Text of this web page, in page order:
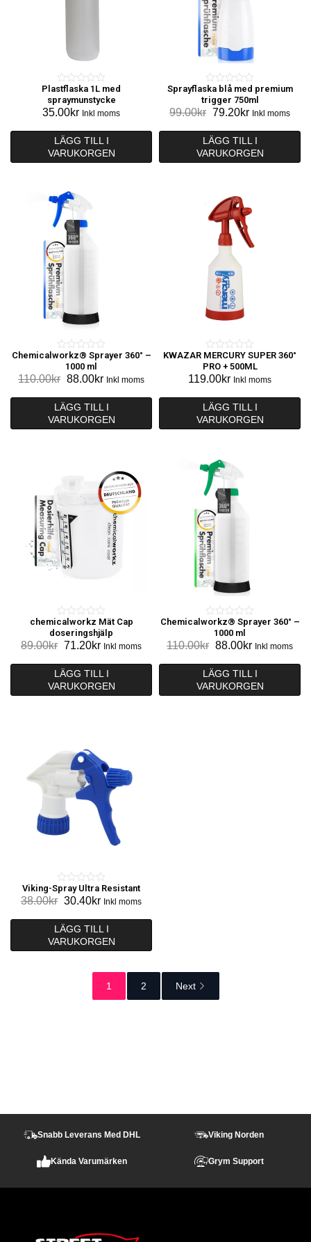
0
o
u
t
o
f
Plastflaska 1L med
spraymunstycke
35.00kr Inkl moms
LÄGG TILL I
VARUKORGEN
0
o
t
o
f
Sprayflaska blå med premium
trigger 750ml
99.00kr Det
priset
var:
79.20krDet
priset
är:
Inkl moms
LÄGG TILL I
VARUKORGEN
0
u
t
o
f
Chemicalworkz® Sprayer 360° –
1000 ml
110.00kr Det
priset
var:
88.00krDet
priset
är:
Inkl moms
LÄGG TILL I
VARUKORGEN
0
o
u
t
o
f
KWAZAR MERCURY SUPER 360°
PRO + 500ML
119.00kr Inkl moms
LÄGG TILL I
VARUKORGEN
0
o
t
o
f
chemicalworkz Mät Cap
doseringshjälp
89.00kr Det
priset
var:
71.20krDet
priset
är:
Inkl moms
LÄGG TILL I
VARUKORGEN
0
u
t
o
f
Chemicalworkz® Sprayer 360° –
1000 ml
110.00kr Det
priset
var:
88.00krDet
priset
är:
Inkl moms
LÄGG TILL I
VARUKORGEN
0
o
t
o
Viking-Spray Ultra Resistant
38.00kr Det
priset
var:
30.40krDet
priset
är:
Inkl moms
LÄGG TILL I
VARUKORGEN
1 2 Next
Snabb Leverans Med DHL Viking Norden
Kända Varumärken Grym Support